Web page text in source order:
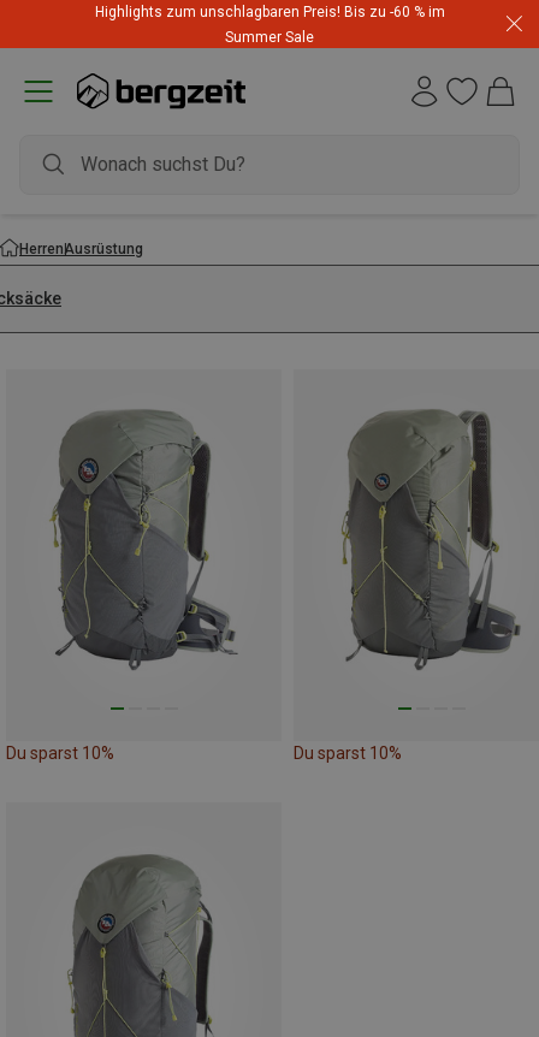
Highlights zum unschlagbaren Preis! Bis zu -60 % im
Summer Sale
HerrenAusrüstung
Du sparst 10% Du sparst 10%